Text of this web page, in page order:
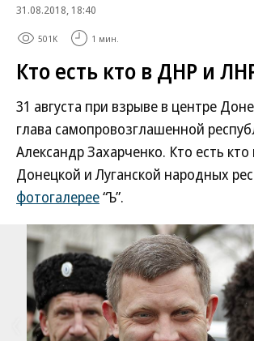
31.08.2018, 18:40
501K 1 мин.
Кто есть кто в ДНР и
31 августа при взрыве в центре
глава самопровозглашенной
Александр Захарченко. Кто есть кто
Донецкой и Луганской народных
фотогалерее“Ъ”.